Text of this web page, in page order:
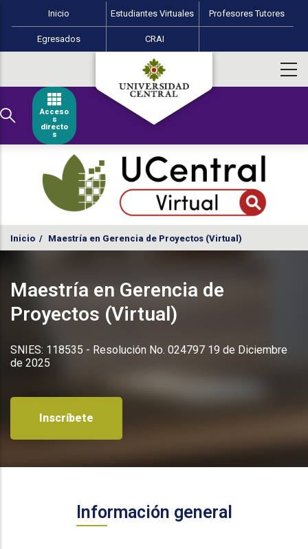
Pasar al contenido principal
Menú perfiles Educación Virtual
Inicio Estudiantes Virtuales Profesores Tutores
Egresados CRAI
Acceso
s
directo
s
Inicio / Maestría en Gerencia de Proyectos (Virtual)
Maestría en Gerencia de
Proyectos (Virtual)
SNIES: 118535 - Resolución No. 024797 19 de Diciembre
de 2025
Inscríbete
Información general